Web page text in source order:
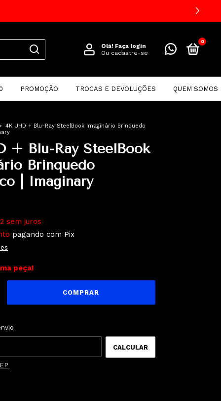
Olá! Faça login
Ou cadastre-se
0
PROMOÇÃO TROCAS E DEVOLUÇÕES QUEM SOMOS
4K UHD + Blu-Ray SteelBook Imaginário Brinquedo
+ Blu-Ray SteelBook
Brinquedo
| Imaginary
sem juros
pagando com Pix
peça!
CALCULAR